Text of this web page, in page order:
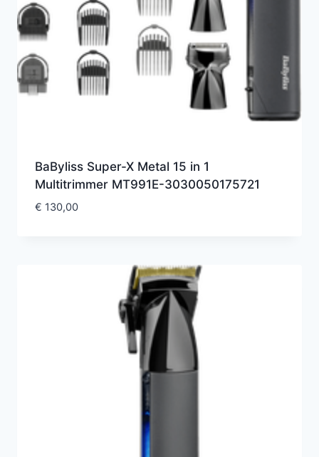
BaByliss Super-X Metal 15 in 1
Multitrimmer MT991E-3030050175721
€ 130,00